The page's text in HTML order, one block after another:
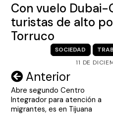
Con vuelo Dubai-
turistas de alto
Torruco
SOCIEDAD
11 DE
Navegación
de
entradas
Anterior
Abre segundo Centro
Integrador para atención a
migrantes, es en Tijuana